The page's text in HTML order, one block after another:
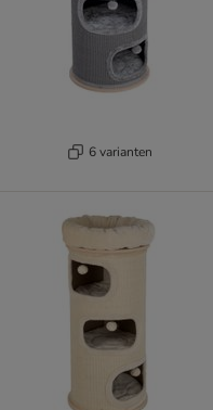
6 varianten